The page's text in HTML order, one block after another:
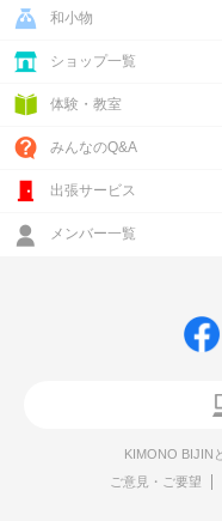
和小物
ショップ一覧
体験・教室
みんなのQ&A
出張サービス
メンバー一覧
KIMONO BIJIN
ご意見・ご要望